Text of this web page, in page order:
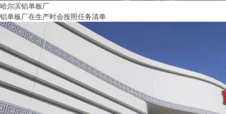
哈尔滨铝单板厂
铝单板厂在生产时会按照任务清单